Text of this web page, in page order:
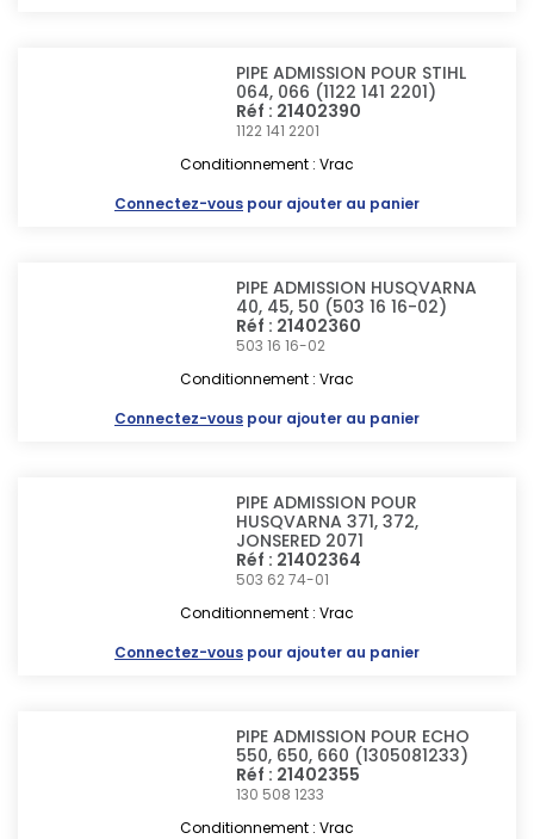
PIPE ADMISSION POUR STIHL
064, 066 (1122 141 2201)
Réf : 21402390
1122 141 2201
Conditionnement : Vrac
Connectez-vous pour ajouter au panier
PIPE ADMISSION HUSQVARNA
40, 45, 50 (503 16 16-02)
Réf : 21402360
503 16 16-02
Conditionnement : Vrac
Connectez-vous pour ajouter au panier
PIPE ADMISSION POUR
HUSQVARNA 371, 372,
JONSERED 2071
Réf : 21402364
503 62 74-01
Conditionnement : Vrac
Connectez-vous pour ajouter au panier
PIPE ADMISSION POUR ECHO
550, 650, 660 (1305081233)
Réf : 21402355
130 508 1233
Conditionnement : Vrac